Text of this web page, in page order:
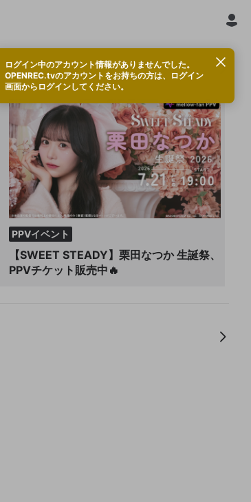
ログイン中のアカウント情報がありませんでした。
OPENREC.tvのアカウントをお持ちの方は、ログイン
画面からログインしてください。
PPVイベント
【SWEET STEADY】栗田なつか 生誕祭、
PPVチケット販売中🔥